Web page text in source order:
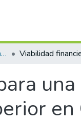
Maestría en Administración Financiera (tesis)
en